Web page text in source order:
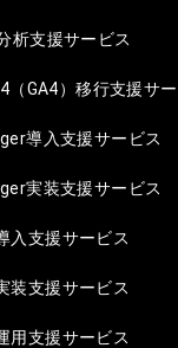
析支援サービス
GA4）移行支援サ
導入支援サービス
実装支援サービス
入支援サービス
装支援サービス
用支援サービス